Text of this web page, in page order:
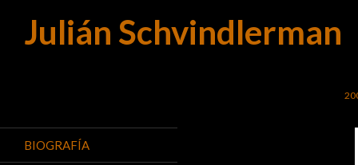
Julián Schvindlerman
Buscar
BIOGRAFÍA